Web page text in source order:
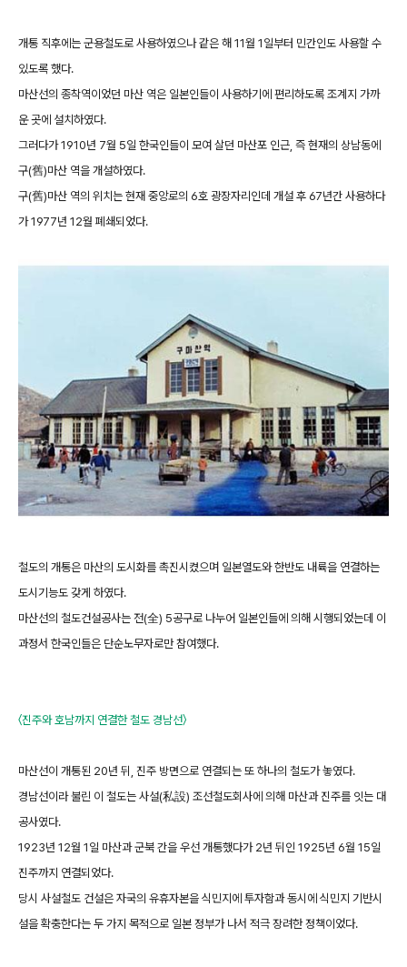
개통 직후에는 군용철도로 사용하였으나 같은 해 11월 1일부터 민간인도 사용할 수
있도록 했다.
마산선의 종착역이었던 마산 역은 일본인들이 사용하기에 편리하도록 조계지 가까
운 곳에 설치하였다.
그러다가 1910년 7월 5일 한국인들이 모여 살던 마산포 인근, 즉 현재의 상남동에
구(舊)마산 역을 개설하였다.
구(舊)마산 역의 위치는 현재 중앙로의 6호 광장자리인데 개설 후 67년간 사용하다
가 1977년 12월 폐쇄되었다.
철도의 개통은 마산의 도시화를 촉진시켰으며 일본열도와 한반도 내륙을 연결하는
도시기능도 갖게 하였다.
마산선의 철도건설공사는 전(全) 5공구로 나누어 일본인들에 의해 시행되었는데 이
과정서 한국인들은 단순노무자로만 참여했다.
〈진주와 호남까지 연결한 철도 경남선〉
마산선이 개통된 20년 뒤, 진주 방면으로 연결되는 또 하나의 철도가 놓였다.
경남선이라 불린 이 철도는 사설(私設) 조선철도회사에 의해 마산과 진주를 잇는 대
공사였다.
1923년 12월 1일 마산과 군북 간을 우선 개통했다가 2년 뒤인 1925년 6월 15일
진주까지 연결되었다.
당시 사설철도 건설은 자국의 유휴자본을 식민지에 투자함과 동시에 식민지 기반시
설을 확충한다는 두 가지 목적으로 일본 정부가 나서 적극 장려한 정책이었다.